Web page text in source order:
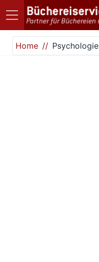
Direkt zum Inhalt
Home
Psychologie